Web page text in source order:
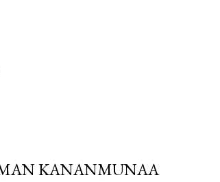
KANANMUNAA